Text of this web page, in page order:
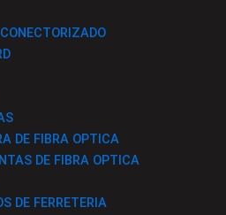
DE FIBRA OPTICA
DE FIBRA OPTICA
DE FERRETERIA